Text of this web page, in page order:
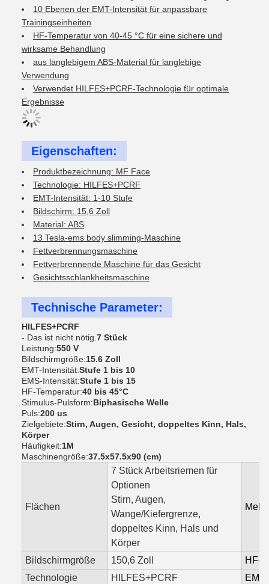
10 Ebenen der EMT-Intensität für anpassbare
Trainingseinheiten
HF-Temperatur von 40-45 °C für eine sichere und
wirksame Behandlung
aus langlebigem ABS-Material für langlebige
Verwendung
Verwendet HILFES+PCRF-Technologie für optimale
Ergebnisse
Eigenschaften:
Produktbezeichnung: MF Face
Technologie: HILFES+PCRF
EMT-Intensität: 1-10 Stufe
Bildschirm: 15,6 Zoll
Material: ABS
13 Tesla-ems body slimming-Maschine
Fettverbrennungsmaschine
Fettverbrennende Maschine für das Gesicht
Gesichtsschlankheitsmaschine
Technische Parameter:
HILFES+PCRF
- Das ist nicht nötig. 7 Stück
Leistung:550 V
Bildschirmgröße:15.6 Zoll
EMT-Intensität:Stufe 1 bis 10
EMS-Intensität:Stufe 1 bis 15
HF-Temperatur:40 bis 45°C
Stimulus-Pulsform:Biphasische Welle
Puls:200 us
Zielgebiete:Stirn, Augen, Gesicht, doppeltes Kinn, Hals,
Körper
Häufigkeit:1M
Maschinengröße:37.5x57.5x90 (cm)
Flächen
7 Stück Arbeitsriemen für
Optionen
Stirn, Augen,
Wange/Kiefergrenze,
doppeltes Kinn, Hals und
Körper
Bildschirmgröße 150,6 Zoll
HF-
Technologie
HILFES+PCRF